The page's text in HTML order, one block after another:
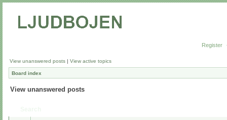
Register
View unanswered posts | View active topics
Board index
View unanswered posts